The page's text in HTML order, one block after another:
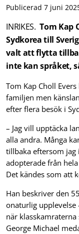
Publicerad 7 juni
INRIKES. Tom Kap
Sydkorea till
valt att flytta
inte kan språket,
Tom Kap Choll
familjen men
efter flera besök i
– Jag vill upptäcka
alla andra. Många
tillbaka eftersom jag
adopterade från
Det kändes som att
Han beskriver den
onaturlig upplevelse
när
George Michael